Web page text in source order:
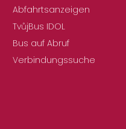
Abfahrtsanzeigen
TvůjBus IDOL
Bus auf Abruf
Verbindungssuche